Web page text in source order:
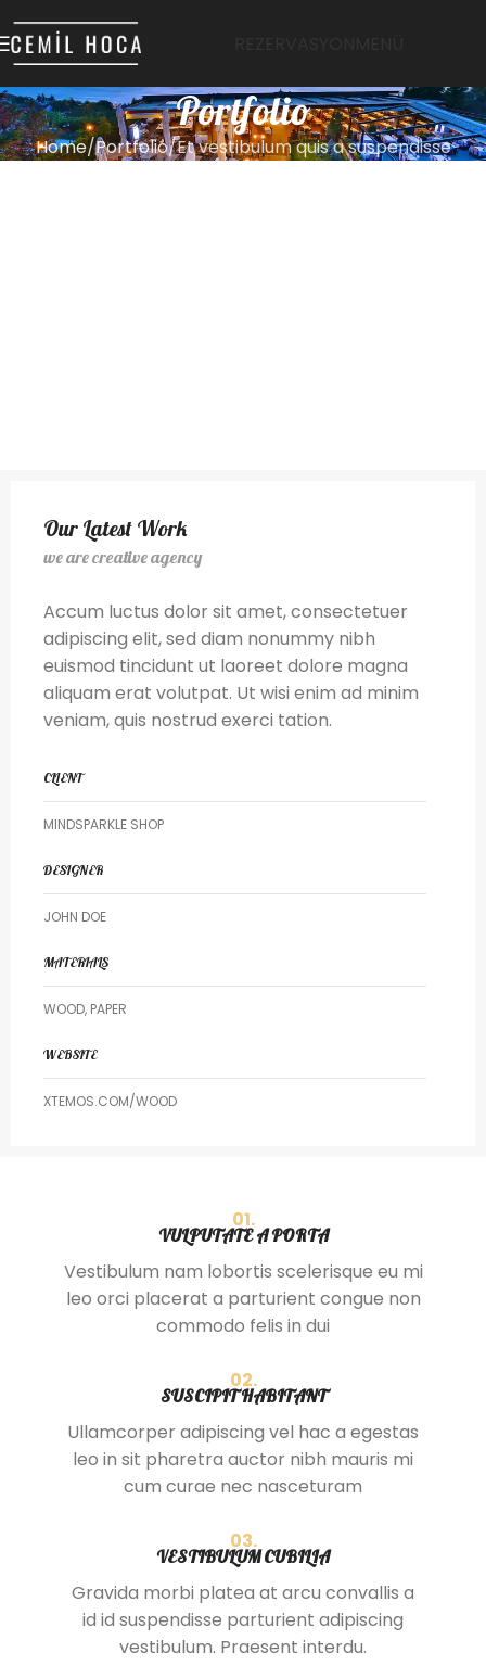
Portfolio
Home Portfolio Et vestibulum quis a suspendisse
Our Latest Work
we are creative agency
Accum luctus dolor sit amet, consectetuer
adipiscing elit, sed diam nonummy nibh
euismod tincidunt ut laoreet dolore magna
aliquam erat volutpat. Ut wisi enim ad minim
veniam, quis nostrud exerci tation.
CLIENT
MINDSPARKLE SHOP
DESIGNER
JOHN DOE
MATERIALS
WOOD, PAPER
WEBSITE
XTEMOS.COM/WOOD
01.
VULPUTATE A PORTA
Vestibulum nam lobortis scelerisque eu mi
leo orci placerat a parturient congue non
commodo felis in dui
02.
SUSCIPIT HABITANT
Ullamcorper adipiscing vel hac a egestas
leo in sit pharetra auctor nibh mauris mi
cum curae nec nasceturam
03.
VESTIBULUM CUBILIA
Gravida morbi platea at arcu convallis a
id id suspendisse parturient adipiscing
vestibulum. Praesent interdu.